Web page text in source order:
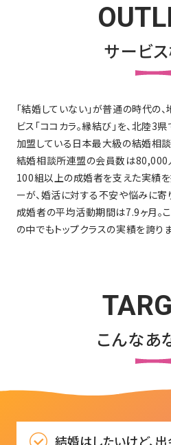
サービ
「結婚していない」が普通の時代の
ビス「ココカラ。縁結び」を、北陸3県
加盟している日本最大級の結婚相
結婚相談所連盟の会員数は80,000
100組以上の成婚者を支えた実績
ーが、婚活に対する不安や悩みに寄
成婚者の平均活動期間は7.9ヶ月。
の中でもトップクラスの実績を誇りま
こんなあ
結婚はしたいけど、